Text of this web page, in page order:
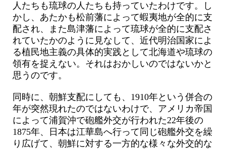
人たちも琉球の人たちも持っていたわけです。し
かし、あたかも松前藩によって蝦夷地が全的に支
配され、また島津藩によって琉球が全的に支配さ
れていたかのように見なして、近代明治国家によ
る植民地主義の具体的実践として北海道や琉球の
領有を捉えない。それはおかしいのではないかと
思うのです。
同時に、朝鮮支配にしても、1910年という併合の
年が突然現れたのではないわけで、アメリカ帝国
によって浦賀沖で砲艦外交が行われた22年後の
1875年、日本は江華島へ行って同じ砲艦外交を繰
り広げて、朝鮮に対する一方的な様々な外交的な